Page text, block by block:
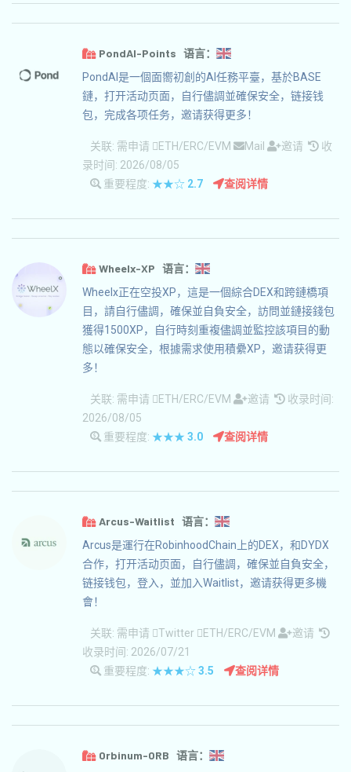
PondAI-Points 语言：
PondAI是一個面嚮初創的AI任務平臺，基於BASE
鏈，打开活动页面，自行儘調並確保安全，链接钱
包，完成各项任务，邀请获得更多！
关联: 需申请 ETH/ERC/EVM Mail 邀请
收
录时间: 2026/08/05
重要程度: ★★☆ 2.7 查阅详情
Wheelx-XP 语言：
Wheelx正在空投XP，這是一個綜合DEX和跨鏈橋項
目，請自行儘調，確保並自負安全，訪問並鏈接錢包
獲得1500XP，自行時刻重複儘調並監控該項目的動
態以確保安全，根據需求使用積纍XP，邀请获得更
多！
关联: 需申请 ETH/ERC/EVM 邀请
收录时间:
2026/08/05
重要程度: ★★★ 3.0 查阅详情
Arcus-Waitlist 语言：
Arcus是運行在RobinhoodChain上的DEX，和DYDX
合作，打开活动页面，自行儘調，確保並自負安全，
链接钱包，登入，並加入Waitlist，邀请获得更多機
會！
关联: 需申请 Twitter ETH/ERC/EVM
邀请
收录时间: 2026/07/21
重要程度: ★★★☆3.5 查阅详情
Orbinum-ORB 语言：